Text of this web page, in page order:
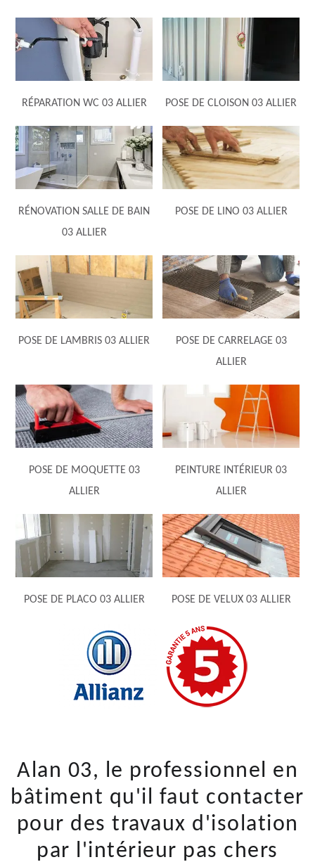
RÉPARATION WC 03 ALLIER POSE DE CLOISON 03 ALLIER
RÉNOVATION SALLE DE BAIN
03 ALLIER
POSE DE LINO 03 ALLIER
POSE DE LAMBRIS 03 ALLIER
POSE DE CARRELAGE 03
ALLIER
POSE DE MOQUETTE 03
ALLIER
PEINTURE INTÉRIEUR 03
ALLIER
POSE DE PLACO 03 ALLIER POSE DE VELUX 03 ALLIER
Alan 03, le professionnel en
bâtiment qu'il faut contacter
pour des travaux d'isolation
par l'intérieur pas chers